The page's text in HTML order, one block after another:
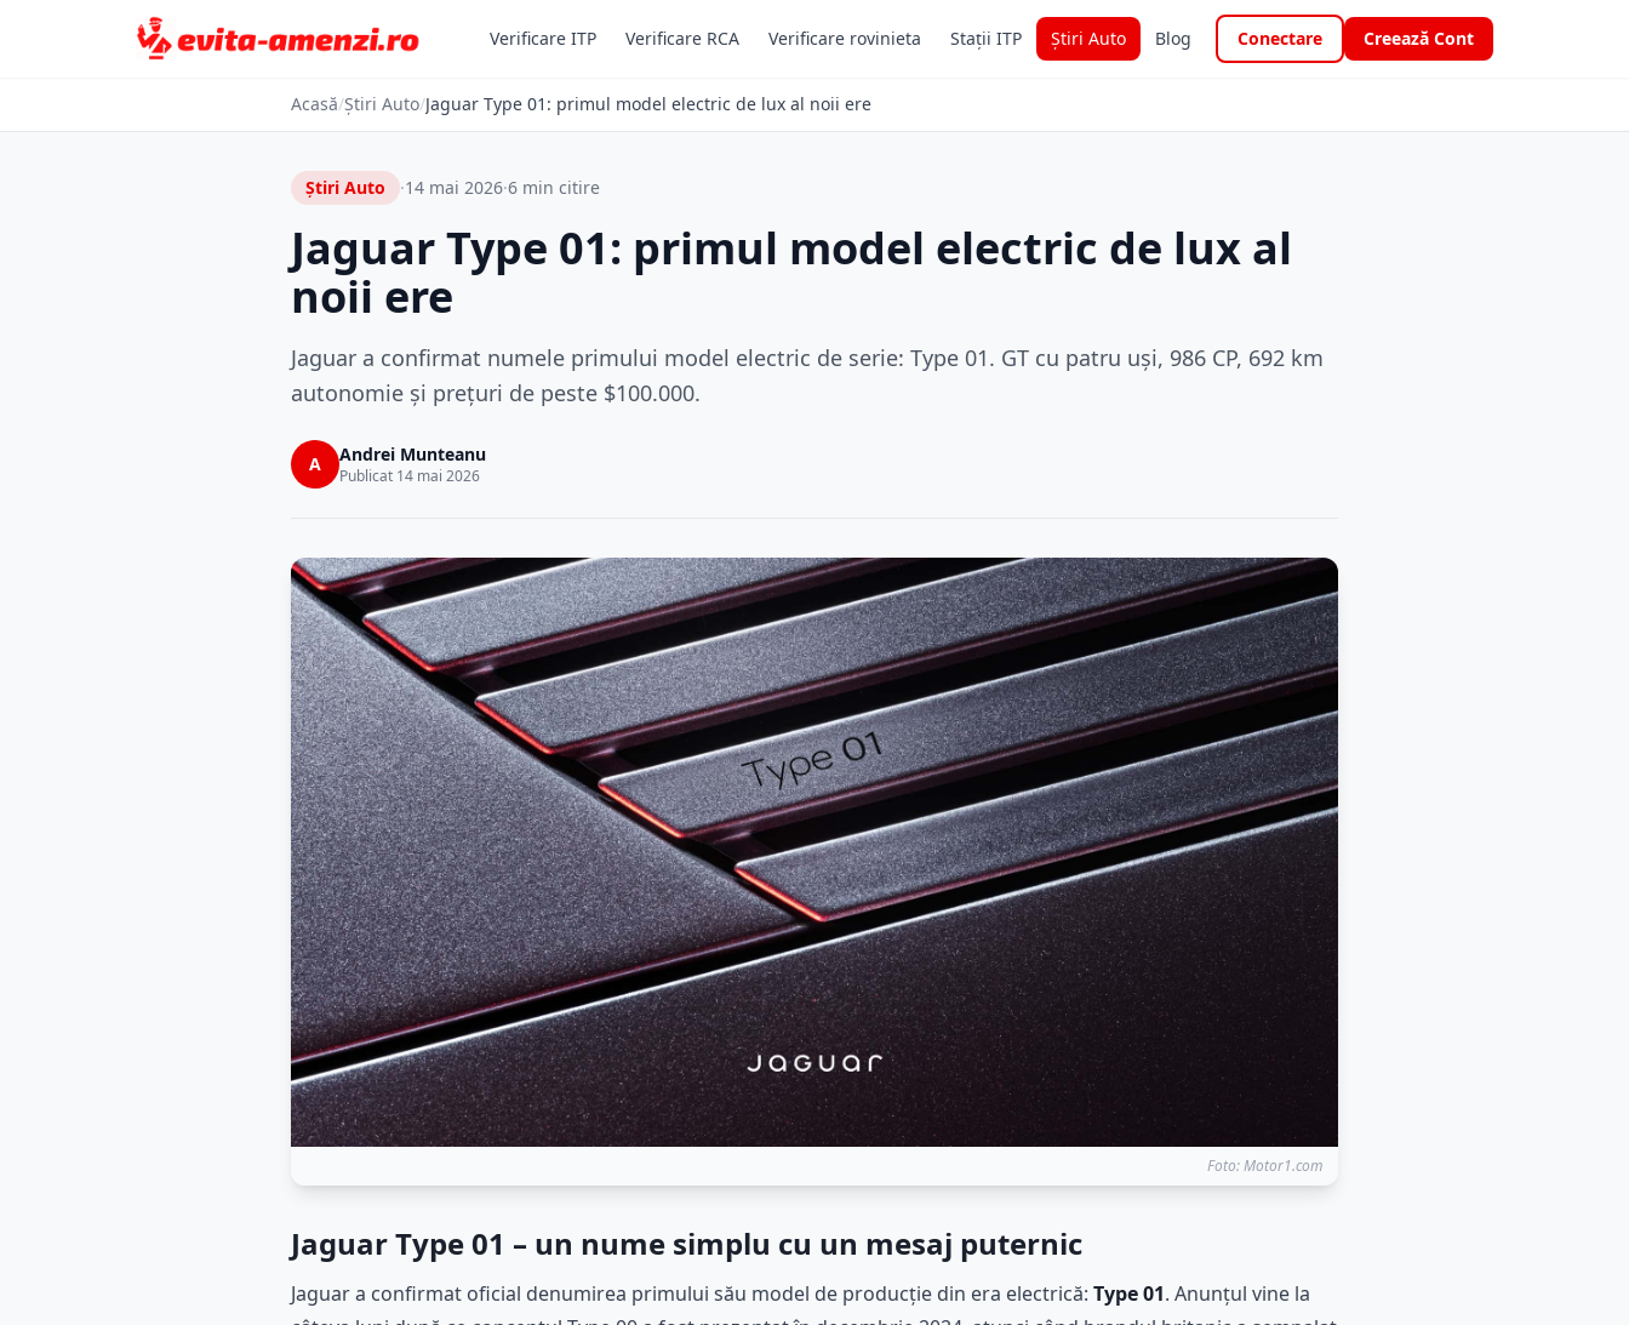
Verificare ITP Verificare RCA Verificare rovinieta Stații ITP Știri Auto Blog Conectare Creează Cont
Acasă/Știri Auto/Jaguar Type 01: primul model electric de lux al noii ere
Știri Auto ·14 mai 2026·6 min citire
Jaguar Type 01: primul model electric de lux al
noii ere
Jaguar a confirmat numele primului model electric de serie: Type 01. GT cu patru uși, 986 CP, 692 km
autonomie și prețuri de peste $100.000.
A Andrei Munteanu
Publicat 14 mai 2026
Foto: Motor1.com
Jaguar Type 01 – un nume simplu cu un mesaj puternic
Jaguar a confirmat oficial denumirea primului său model de producție din era electrică: Type 01. Anunțul vine la